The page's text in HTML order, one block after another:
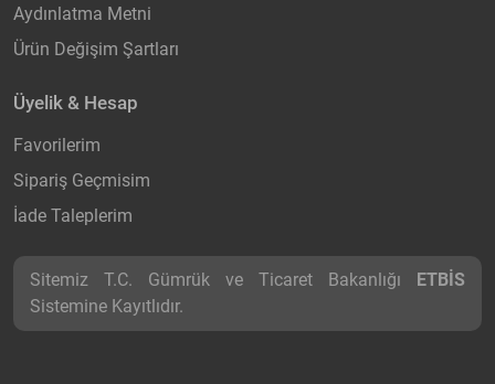
Aydınlatma Metni
Ürün Değişim Şartları
Üyelik & Hesap
Favorilerim
Sipariş Geçmisim
İade Taleplerim
Sitemiz T.C. Gümrük ve Ticaret Bakanlığı ETBİS
Sistemine Kayıtlıdır.